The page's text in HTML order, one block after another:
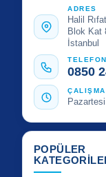
ADRES
Halil
Blok Kat
İstanbul
TELEFON
0850
ÇALIŞMA
POPÜLER